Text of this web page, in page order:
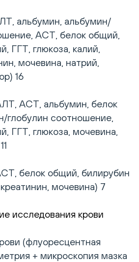
альбумин, альбумин/
АСТ, белок общий,
ГГТ, глюкоза, калий,
мочевина, натрий,
16
АСТ, альбумин, белок
глобулин соотношение,
ГГТ, глюкоза, мочевина,
белок общий, билирубин
мочевина) 7
исследования крови
(флуоресцентная
+ микроскопия мазка